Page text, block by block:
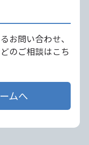
お問い合わせ、
のご相談はこち
ムへ